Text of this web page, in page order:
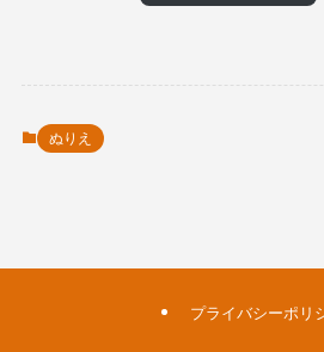
ぬりえ
プライバシーポリ